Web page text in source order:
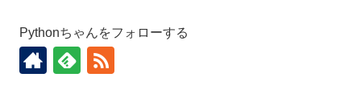
Pythonちゃんをフォローする